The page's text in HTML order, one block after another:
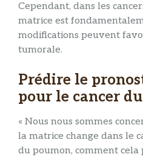
Cependant, dans les
matrice est
modifications peuvent
tumorale.
Prédire le
pour le cancer
« Nous nous sommes
la matrice change dans le
du poumon, comment